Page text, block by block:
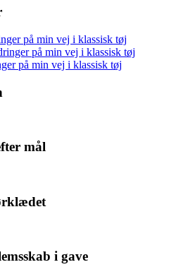
på min vej i klassisk tøj
på min vej i klassisk tøj
på min vej i klassisk tøj
mål
i gave